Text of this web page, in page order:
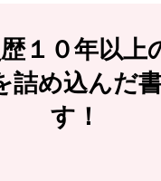
１０年以上
詰め込んだ
す！